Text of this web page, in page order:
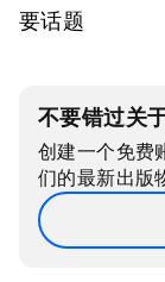
要话题
不要错过关
创建一个免费
们的最新出版